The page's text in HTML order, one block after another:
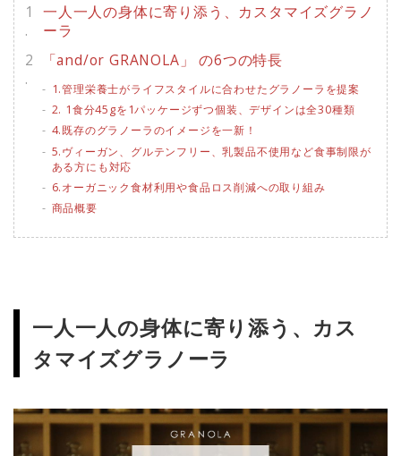
一人一人の身体に寄り添う、カスタマイズグラノ
ーラ
「and/or GRANOLA」 の6つの特長
1.管理栄養士がライフスタイルに合わせたグラノーラを提案
2. 1食分45gを1パッケージずつ個装、デザインは全30種類
4.既存のグラノーラのイメージを一新！
5.ヴィーガン、グルテンフリー、乳製品不使用など食事制限が
ある方にも対応
6.オーガニック食材利用や食品ロス削減への取り組み
商品概要
一人一人の身体に寄り添う、カス
タマイズグラノーラ